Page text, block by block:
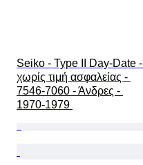
Seiko - Type II Day-Date -
χωρίς τιμή ασφαλείας -
7546-7060 - Άνδρες -
1970-1979